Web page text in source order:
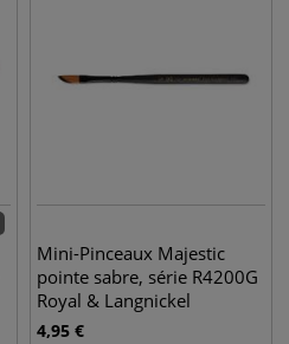
Mini-Pinceaux Majestic
pointe sabre, série R4200G
Royal & Langnickel
4,95 €